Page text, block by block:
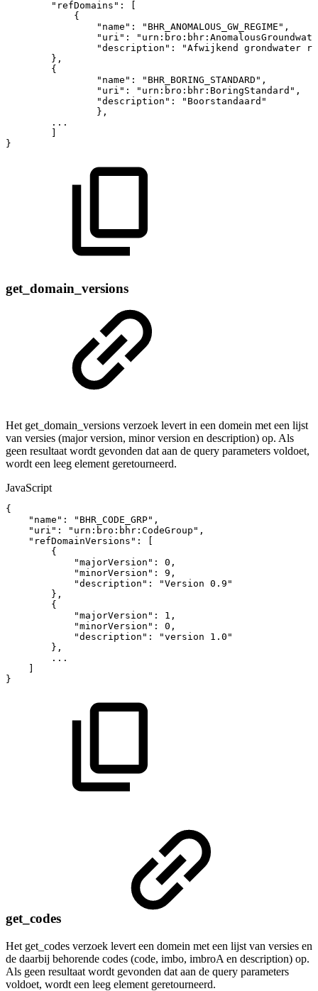
"refDomains" :
{
"name" : "BHR_ANOMALOUS_GW_REGIME" ,
"uri" :
"description" : "Afwijkend grondwater
} ,
{
"name" : "BHR_BORING_STANDARD" ,
"uri" : "urn:bro:bhr:BoringStandard" ,
"description" :
"Boorstandaard"
} ,
...
}
get_domain_versions
Het get_domain_versions verzoek levert in een domein met een lijst
van versies (major version, minor version en description) op. Als
geen resultaat wordt gevonden dat aan de query parameters voldoet,
wordt een leeg element geretourneerd.
JavaScript
{
"name" : "BHR_CODE_GRP" ,
"uri" : "urn:bro:bhr:CodeGroup" ,
"refDomainVersions" :
{
"majorVersion" : 0 ,
"minorVersion" : 9 ,
"description" : "Version 0.9"
} ,
{
"majorVersion" : 1 ,
"minorVersion" : 0 ,
"description" : "version
1.0"
} ,
...
}
get_codes
Het get_codes verzoek levert een domein met een lijst van versies en
de daarbij behorende codes (code, imbo, imbroA en description) op.
Als geen resultaat wordt gevonden dat aan de query parameters
voldoet, wordt een leeg element geretourneerd.